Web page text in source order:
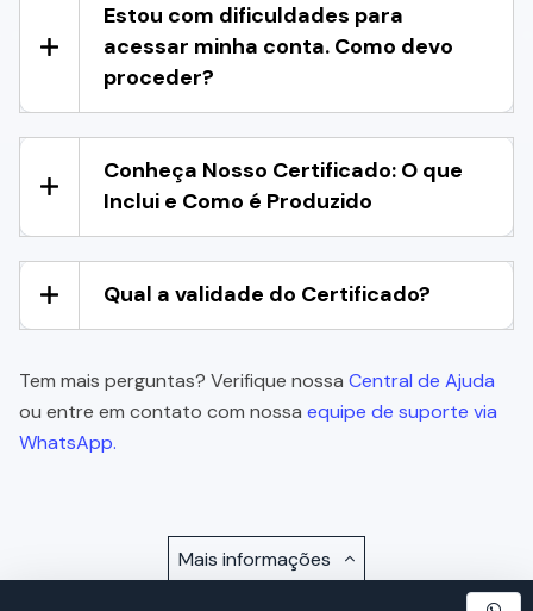
Estou com dificuldades para
acessar minha conta. Como devo
proceder?
Conheça Nosso Certificado: O que
Inclui e Como é Produzido
Qual a validade do Certificado?
Tem mais perguntas? Verifique nossa Central de Ajuda
ou entre em contato com nossa equipe de suporte via
WhatsApp.
Mais informações